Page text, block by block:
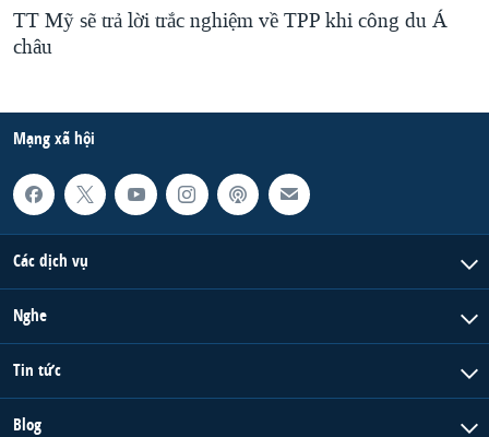
TT Mỹ sẽ trả lời trắc nghiệm về TPP khi công du Á
châu
Mạng xã hội
Các dịch vụ
Nghe
Tin tức
Blog